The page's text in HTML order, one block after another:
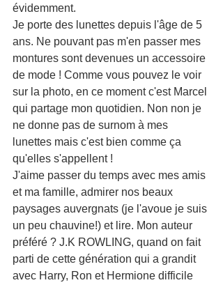
évidemment.
Je porte des lunettes depuis l'âge de 5
ans. Ne pouvant pas m'en passer mes
montures sont devenues un accessoire
de mode ! Comme vous pouvez le voir
sur la photo, en ce moment c'est Marcel
qui partage mon quotidien. Non non je
ne donne pas de surnom à mes
lunettes mais c'est bien comme ça
qu'elles s'appellent !
J'aime passer du temps avec mes amis
et ma famille, admirer nos beaux
paysages auvergnats (je l'avoue je suis
un peu chauvine!) et lire. Mon auteur
préféré ? J.K ROWLING, quand on fait
parti de cette génération qui a grandit
avec Harry, Ron et Hermione difficile